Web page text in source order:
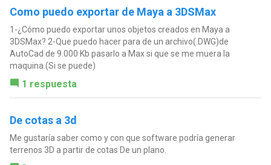
Como puedo exportar de Maya a 3DSMax
1-¿Cómo puedo exportar unos objetos creados en Maya a
3DSMax? 2-Que puedo hacer para de un archivo(.DWG)de
AutoCad de 9.000 Kb pasarlo a Max si que se me muera la
maquina.(Si se puede)
1 respuesta
De cotas a 3d
Me gustaría saber como y con que software podría generar
terrenos 3D a partir de cotas De un plano.